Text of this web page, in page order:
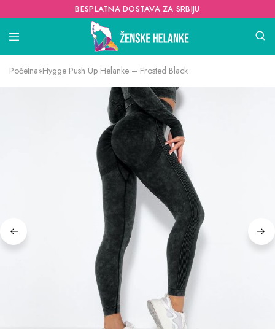
BESPLATNA DOSTAVA ZA SRBIJU
Početna»Hygge Push Up Helanke – Frosted Black